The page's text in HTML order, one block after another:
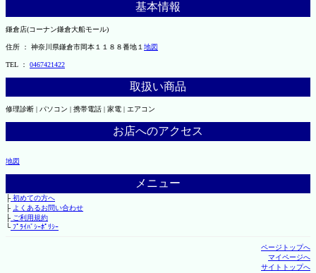
基本情報
鎌倉店(コーナン鎌倉大船モール)
住所 ： 神奈川県鎌倉市岡本１１８８番地１ 地図
TEL ： 0467421422
取扱い商品
修理診断 | パソコン | 携帯電話 | 家電 | エアコン
お店へのアクセス
地図
メニュー
├初めての方へ
├ よくあるお問い合わせ
├ご利用規約
└ﾌﾟﾗｲﾊﾞｼｰﾎﾟﾘｼｰ
ページトップへ
マイページへ
サイトトップへ